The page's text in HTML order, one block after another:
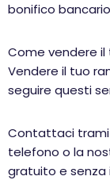
bonifico
Come vendere
Vendere il tuo
seguire questi
Contattaci
telefono o la
gratuito e senza